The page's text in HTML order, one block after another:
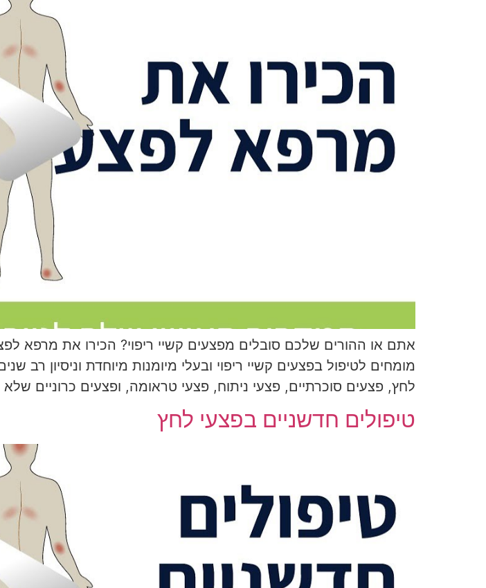
אתם או ההורים שלכם סובלים מפצעים קשיי ריפוי? הכירו את מרפא
לחץ, פצעים סוכרתיים, פצעי ניתוח, פצעי טראומה, ופצעים כרוניים
טיפולים חדשניים בפצעי לחץ